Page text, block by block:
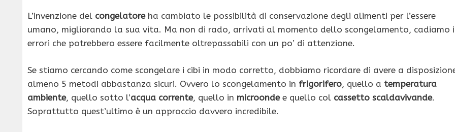
L’invenzione del congelatoreha cambiato le possibilità di conservazione degli alimenti per l’essere
umano, migliorando la sua vita. Ma non di rado, arrivati al momento dello scongelamento, cadiamo
errori che potrebbero essere facilmente oltrepassabili con un po’ di attenzione.
Se stiamo cercando come scongelare i cibi in modo corretto, dobbiamo ricordare di avere a
almeno 5 metodi abbastanza sicuri. Ovvero lo scongelamento in frigorifero, quello a temperatura
ambiente, quello sotto l’acqua corrente, quello in microondee quello col cassetto scaldavivande.
Soprattutto quest’ultimo è un approccio davvero incredibile.